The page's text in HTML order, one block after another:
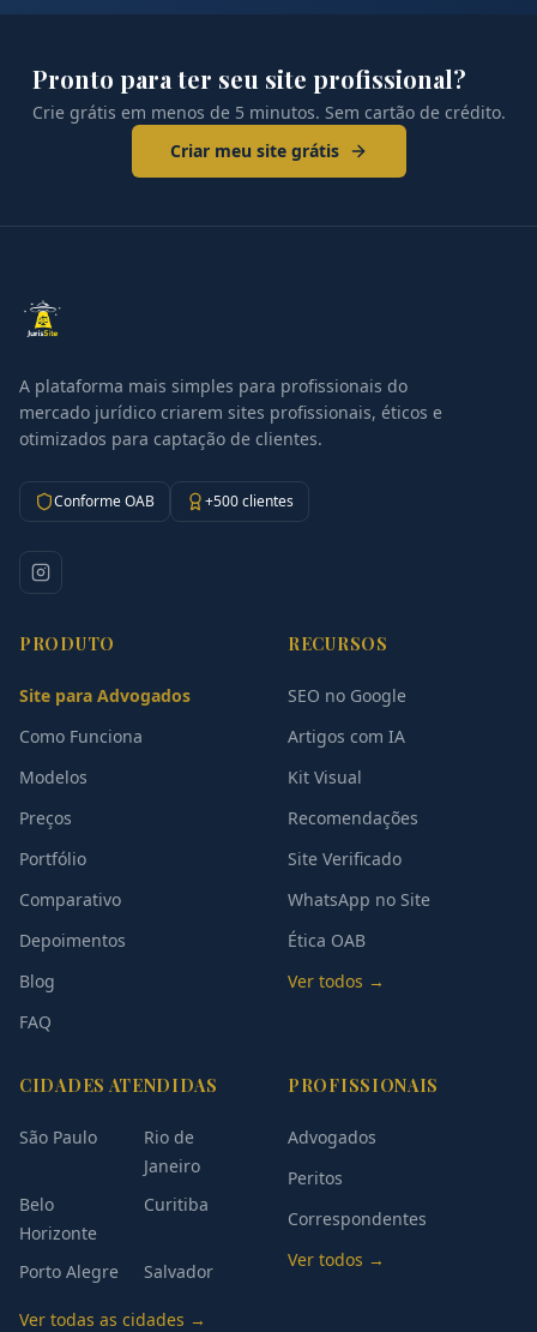
Pronto para ter seu site profissional?
Crie grátis em menos de 5 minutos. Sem cartão de crédito.
Criar meu site grátis
A plataforma mais simples para profissionais do
mercado jurídico criarem sites profissionais, éticos e
otimizados para captação de clientes.
Conforme OAB +500 clientes
PRODUTO
Site para Advogados
Como Funciona
Modelos
Preços
Portfólio
Comparativo
Depoimentos
Blog
FAQ
RECURSOS
SEO no Google
Artigos com IA
Kit Visual
Recomendações
Site Verificado
WhatsApp no Site
Ética OAB
Ver todos →
CIDADES ATENDIDAS
São Paulo
Rio de
Janeiro
Belo
Horizonte
Curitiba
Porto Alegre Salvador
Ver todas as cidades →
PROFISSIONAIS
Advogados
Peritos
Correspondentes
Ver todos →